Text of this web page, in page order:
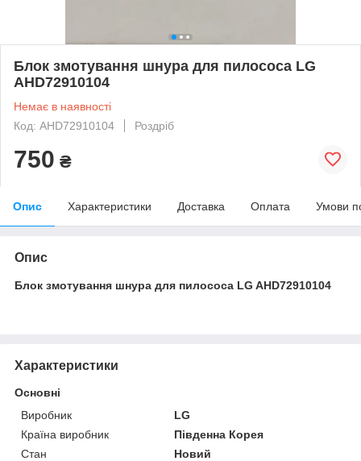
Блок змотування шнура для пилососа LG
AHD72910104
Немає в наявності
Код: AHD72910104
Роздріб
750 ₴
Опис Характеристики Доставка Оплата Умови
Опис
Блок змотування шнура для пилососа LG AHD72910104
Характеристики
Основні
Виробник
LG
Країна виробник
Південна Корея
Стан
Новий